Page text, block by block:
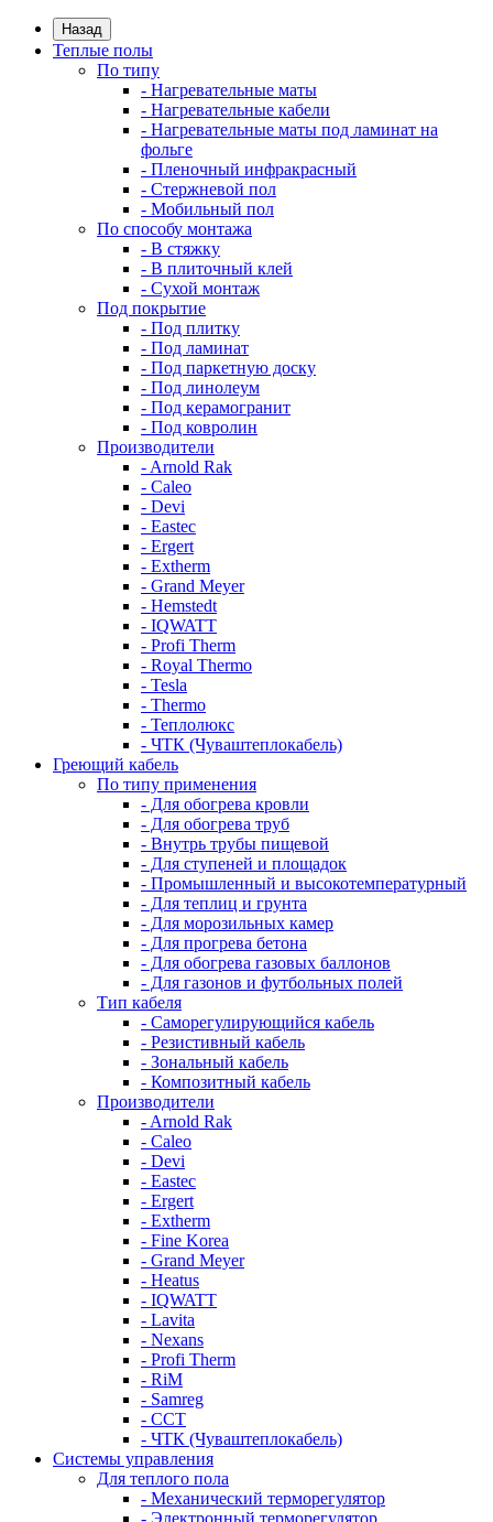
Назад
Теплые полы
По типу
- Нагревательные маты
- Нагревательные кабели
- Нагревательные маты под ламинат на
фольге
- Пленочный инфракрасный
- Стержневой пол
- Мобильный пол
По способу монтажа
- В стяжку
- В плиточный клей
- Сухой монтаж
Под покрытие
- Под плитку
- Под ламинат
- Под паркетную доску
- Под линолеум
- Под керамогранит
- Под ковролин
Производители
- Arnold Rak
- Caleo
- Devi
- Eastec
- Ergert
- Extherm
- Grand Meyer
- Hemstedt
- IQWATT
- Profi Therm
- Royal Thermo
- Tesla
- Thermo
- Теплолюкс
- ЧТК (Чуваштеплокабель)
Греющий кабель
По типу применения
- Для обогрева кровли
- Для обогрева труб
- Внутрь трубы пищевой
- Для ступеней и площадок
- Промышленный и высокотемпературный
- Для теплиц и грунта
- Для морозильных камер
- Для прогрева бетона
- Для обогрева газовых баллонов
- Для газонов и футбольных полей
Тип кабеля
- Саморегулирующийся кабель
- Резистивный кабель
- Зональный кабель
- Композитный кабель
Производители
- Arnold Rak
- Caleo
- Devi
- Eastec
- Ergert
- Extherm
- Fine Korea
- Grand Meyer
- Heatus
- IQWATT
- Lavita
- Nexans
- Profi Therm
- RiM
- Samreg
- ССТ
- ЧТК (Чуваштеплокабель)
Системы управления
Для теплого пола
- Механический терморегулятор
- Электронный терморегулятор